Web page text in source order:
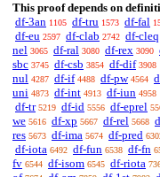
This proof depends on
df-3an 1105 df-tru 1573 df-fal
df-eu 2597 df-clab 2742 df-cleq
nel 3065 df-ral 3080 df-rex 3090
sbc 3745 df-csb 3854 df-dif 3908
nul 4287 df-if 4488 df-pw 4564
uni 4873 df-int 4913 df-iun 4958
df-tr 5219 df-id 5556 df-eprel
we 5616 df-xp 5667 df-rel 5668
res 5673 df-ima 5674 df-pred
df-iota 6492 df-fun 6538 df-fn
fv 6544 df-isom 6545 df-riota